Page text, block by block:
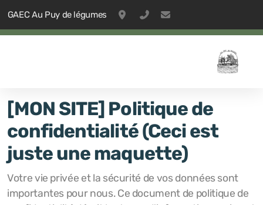
GAEC Au Puy de légumes 53 rue du 8 mai 1945, 42610,
09 53 24 52 41
[MON SITE] Politique de
confidentialité (Ceci est
juste une maquette)
Votre vie privée et la sécurité de vos données sont
importantes pour nous. Ce document de politique de
Les jardiniers-maraîchers